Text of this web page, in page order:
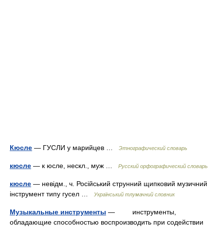
Кюсле — ГУСЛИ у марийцев … Этнографический словарь
кюсле — к юсле, нескл., муж … Русский орфографический словарь
кюсле — невідм., ч. Російський струнний щипковий музичний
інструмент типу гусел …
Український тлумачний словник
Музыкальные инструменты — инструменты,
обладающие способностью воспроизводить при содействии